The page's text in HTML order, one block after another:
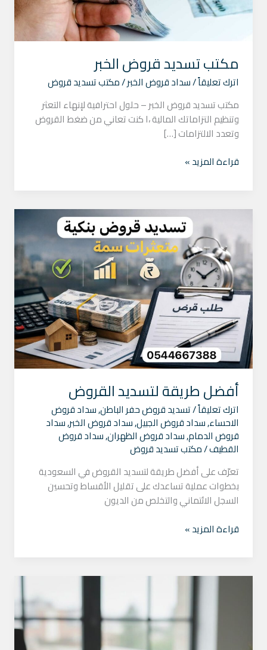
مكتب تسديد قروض الخبر
اترك تعليقاً/سداد قروض الخبر/مكتب تسديد قروض
مكتب تسديد قروض الخبر – حلول احترافية لإنهاء التعثر
وتنظيم التزاماتك المالية ،ا كنت تعاني من ضغط القروض
وتعدد الالتزامات […]
قراءة المزيد »
أفضل طريقة لتسديد القروض
اترك تعليقاً/تسديد قروض حفر الباطن,سداد قروض
الاحساء,سداد قروض الجبيل,سداد قروض الخبر,سداد
قروض الدمام,سداد قروض الظهران,سداد قروض
القطيف/مكتب تسديد قروض
تعرّف على أفضل طريقة لتسديد القروض في السعودية
بخطوات عملية تساعدك على تقليل الأقساط وتحسين
السجل الائتماني والتخلص من الديون
لتسديد
القروض
قراءة المزيد »